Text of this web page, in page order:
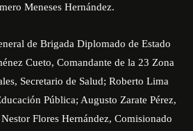
Meneses Hernández.
de Brigada Diplomado de Estado
Cueto, Comandante de la 23 Zona
Secretario de Salud; Roberto Lima
Pública; Augusto Zarate Pérez,
Flores Hernández, Comisionado